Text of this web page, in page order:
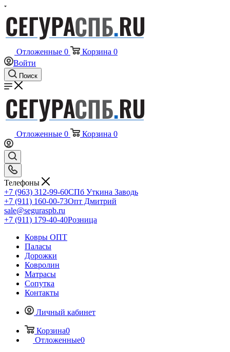
Отложенные 0 Корзина 0
Войти
Поиск
Отложенные 0 Корзина 0
Телефоны
+7 (963) 312-99-60СПб Уткина Заводь
+7 (911) 160-00-73Опт Дмитрий
sale@seguraspb.ru
+7 (911) 179-40-40Розница
Ковры ОПТ
Паласы
Дорожки
Ковролин
Матрасы
Сопутка
Контакты
Личный кабинет
Корзина0
Отложенные0